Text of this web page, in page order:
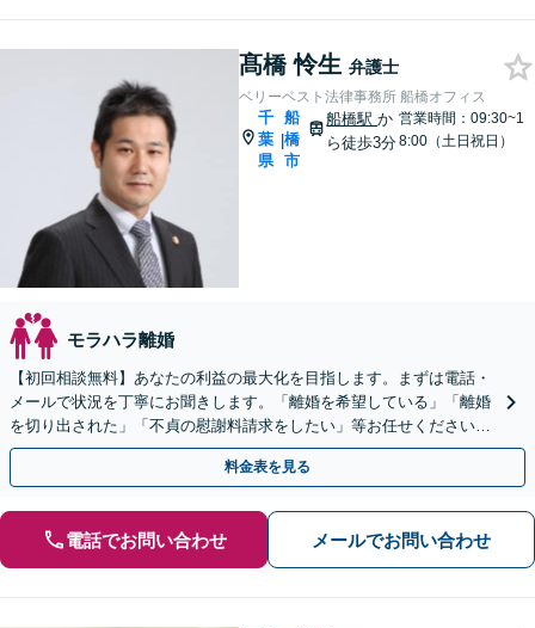
髙橋 怜生 弁護士
ベリーベスト法律事務所 船橋オフィス
千
葉
県
|
船
橋
市
船橋駅か
ら徒歩3分
営業時間：09:30~1
8:00（土日祝日）
モラハラ離婚
【初回相談無料】あなたの利益の最大化を目指します。まずは電話・
メールで状況を丁寧にお聞きします。「離婚を希望している」「離婚
を切り出された」「不貞の慰謝料請求をしたい」等お任せください。
【リーズナブルな料金設定】
料金表を見る
電話でお問い合わせ メールでお問い合わせ